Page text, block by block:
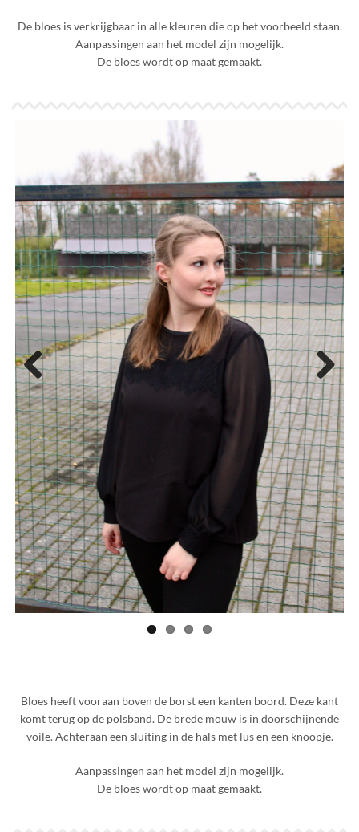
De bloes is verkrijgbaar in alle kleuren die op het voorbeeld staan.
Aanpassingen aan het model zijn mogelijk.
De bloes wordt op maat gemaakt.
Previous Next
Bloes heeft vooraan boven de borst een kanten boord. Deze kant
komt terug op de polsband. De brede mouw is in doorschijnende
voile. Achteraan een sluiting in de hals met lus en een knoopje.
Aanpassingen aan het model zijn mogelijk.
De bloes wordt op maat gemaakt.